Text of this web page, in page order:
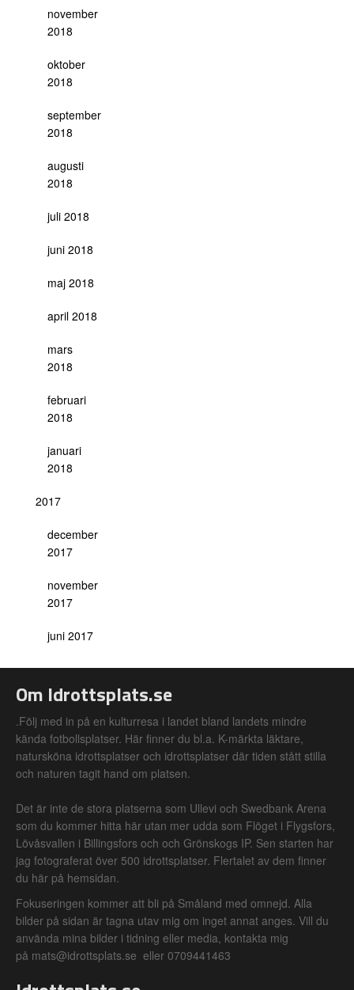
november
2018
oktober
2018
september
2018
augusti
2018
juli 2018
juni 2018
maj 2018
april 2018
mars
2018
februari
2018
januari
2018
2017
december
2017
november
2017
juni 2017
Om Idrottsplats.se
.Följ med in på en kulturresa i landet bland landets mindre
kända fotbollsplatser. Här finner du bl.a. K-märkta läktare,
natursköna idrottsplatser och idrottsplatser där tiden stått stilla
och naturen tagit hand om platsen.
Det är inte de stora platserna som Ullevi och Swedbank Arena
som du kommer hitta här utan mer udda som Flöget i Flygsfors,
Lövåsvallen i Billingsfors och och Grönskogs IP. Sen starten har
jag fotograferat över 500 idrottsplatser. Flertalet av dem finner
du här på hemsidan.
Fokuseringen kommer att bli på Småland med omnejd. Alla
bilder på sidan är tagna utav mig om inget annat anges. Vill du
använda mina bilder i tidning eller media, kontakta mig
på mats@idrottsplats.se eller 0709441463